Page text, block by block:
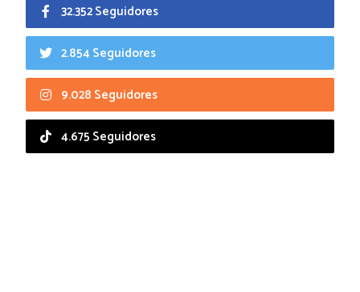
32.352 Seguidores
2.854 Seguidores
9.028 Seguidores
4.675 Seguidores